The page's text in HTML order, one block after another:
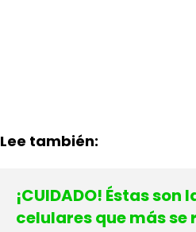
Lee también:
¡CUIDADO! Éstas
celulares que más se